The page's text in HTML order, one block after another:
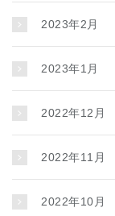
2023年2月
2023年1月
2022年12月
2022年11月
2022年10月